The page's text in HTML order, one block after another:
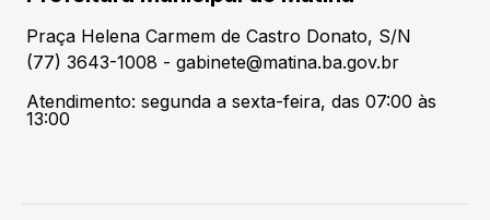
Praça Helena Carmem de Castro Donato, S/N
(77) 3643-1008 - gabinete@matina.ba.gov.br
Atendimento: segunda a sexta-feira, das 07:00 às
13:00